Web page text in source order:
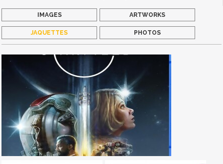
IMAGES ARTWORKS
JAQUETTES PHOTOS